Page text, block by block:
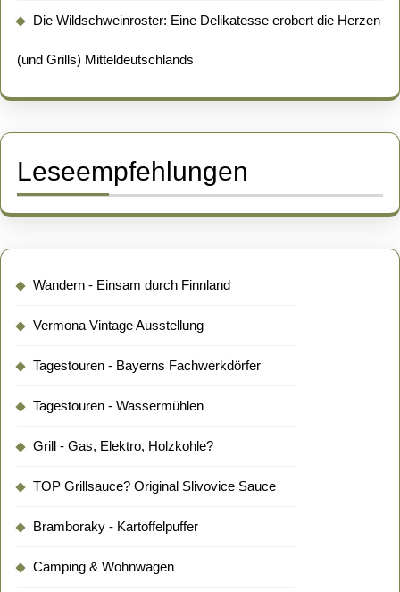
Die Wildschweinroster: Eine Delikatesse erobert die Herzen
(und Grills) Mitteldeutschlands
Leseempfehlungen
Wandern - Einsam durch Finnland
Vermona Vintage Ausstellung
Tagestouren - Bayerns Fachwerkdörfer
Tagestouren - Wassermühlen
Grill - Gas, Elektro, Holzkohle?
TOP Grillsauce? Original Slivovice Sauce
Bramboraky - Kartoffelpuffer
Camping & Wohnwagen